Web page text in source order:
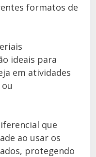
formatos de
ideais para
em atividades
que
ao usar os
protegendo